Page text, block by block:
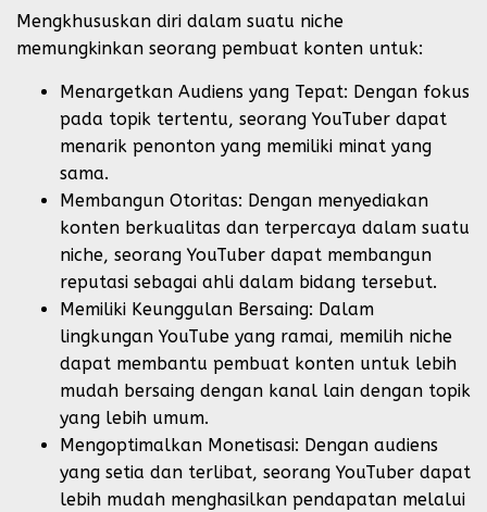
Mengkhususkan diri dalam suatu niche
memungkinkan seorang pembuat konten untuk:
Menargetkan Audiens yang Tepat: Dengan fokus
pada topik tertentu, seorang YouTuber dapat
menarik penonton yang memiliki minat yang
sama.
Membangun Otoritas: Dengan menyediakan
konten berkualitas dan terpercaya dalam suatu
niche, seorang YouTuber dapat membangun
reputasi sebagai ahli dalam bidang tersebut.
Memiliki Keunggulan Bersaing: Dalam
lingkungan YouTube yang ramai, memilih niche
dapat membantu pembuat konten untuk lebih
mudah bersaing dengan kanal lain dengan topik
yang lebih umum.
Mengoptimalkan Monetisasi: Dengan audiens
yang setia dan terlibat, seorang YouTuber dapat
lebih mudah menghasilkan pendapatan melalui